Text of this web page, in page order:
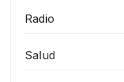
Radio
Salud